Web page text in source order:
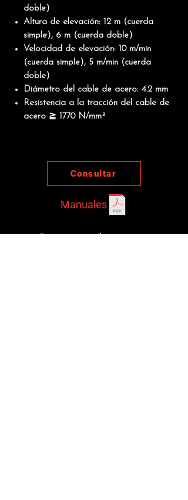
doble)
Altura de elevación: 12 m (cuerda
simple), 6 m (cuerda doble)
Velocidad de elevación: 10 m/min
(cuerda simple), 5 m/min (cuerda
doble)
Diámetro del cable de acero: 4.2 mm
Resistencia a la tracción del cable de
acero ≧ 1770 N/mm²
Consultar
Manuales